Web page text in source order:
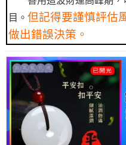
目。 但記得要謹慎評估
做出錯誤決策。